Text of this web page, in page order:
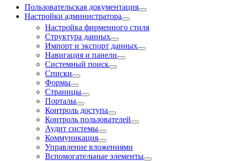
Пользовательская документация
Настройки администратора
Настройка фирменного стиля
Структура данных
Импорт и экспорт данных
Навигация и панели
Системный поиск
Списки
Формы
Страницы
Порталы
Контроль доступа
Контроль пользователей
Аудит системы
Коммуникация
Управление вложениями
Вспомогательные элементы